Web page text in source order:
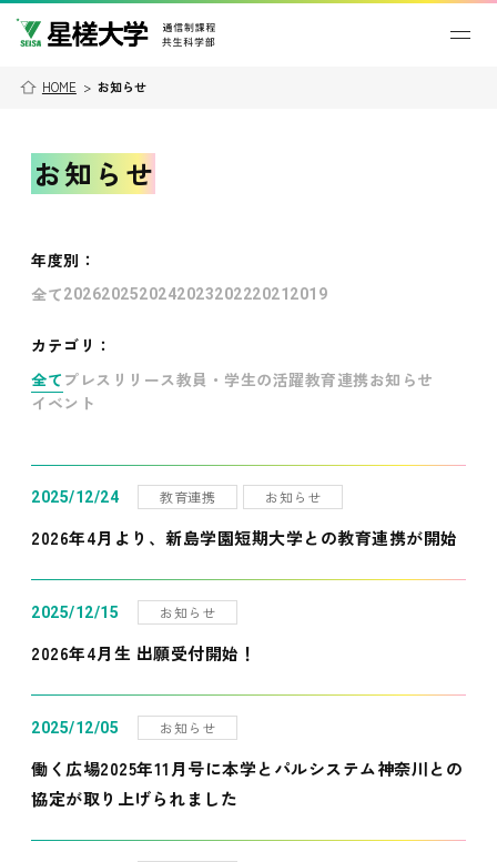
HOME > お知らせ
お知らせ
年度別 ：
全て202620252024202320222021 2019
カテゴリ：
全て プレスリリース教員・学生の活躍教育連携お知らせ
イベント
2025/12/24 教育連携 お知らせ
2026年4月より、新島学園短期大学との教育連携が開始
2025/12/15 お知らせ
2026年4月生 出願受付開始！
2025/12/05 お知らせ
働く広場2025年11月号に本学とパルシステム神奈川との
協定が取り上げられました